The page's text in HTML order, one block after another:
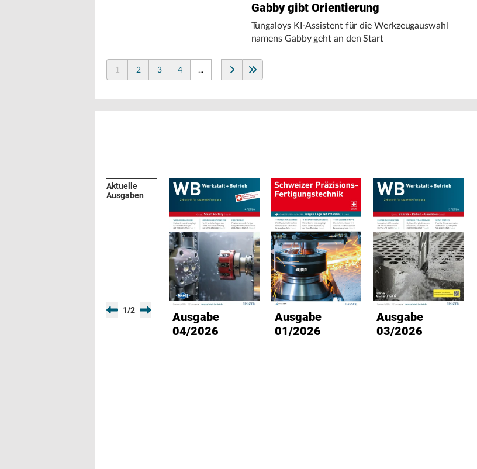
Gabby gibt Orientierung
Tungaloys KI-Assistent für die Werkzeugauswahl
namens Gabby geht an den Start
1 2 3 4 ...
Aktuelle
Ausgaben
1/2
Ausgabe
04/2026
Ausgabe
01/2026
Ausgabe
03/2026